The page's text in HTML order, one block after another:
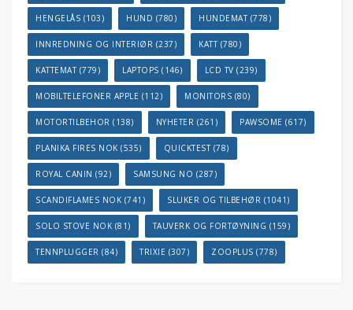
HENGELÅS (103) HUND (780) HUNDEMAT(778)
INNREDNING OG INTERIØR (237) KATT(780)
KATTEMAT(779) LAPTOPS (146) LCD TV (239)
MOBILTELEFONER APPLE (112) MONITORS (80)
MOTORTILBEHOR (138) NYHETER (261) PAWSOME (617)
PLANIKA FIRES NOK (535) QUICKTEST(78)
ROYAL CANIN (92) SAMSUNG NO (287)
SCANDIFLAMES NOK (741) SLUKER OG TILBEHØR (1041)
SOLO STOVE NOK (81) TAUVERK OG FORTØYNING (159)
TENNPLUGGER (84) TRIXIE (307) ZOOPLUS (778)